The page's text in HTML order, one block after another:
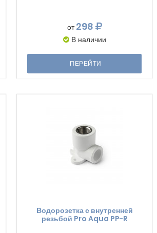
от298
В наличии
ПЕРЕЙТИ
Водорозетка с внутренней
резьбой Pro Aqua PP-R